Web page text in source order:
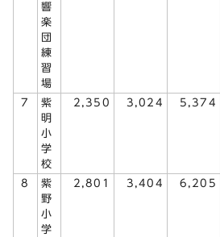
響
楽
団
練
習
場
7
紫
明
小
学
校
2,350 3,024 5,374
8
紫
野
小
学
2,801 3,404 6,205